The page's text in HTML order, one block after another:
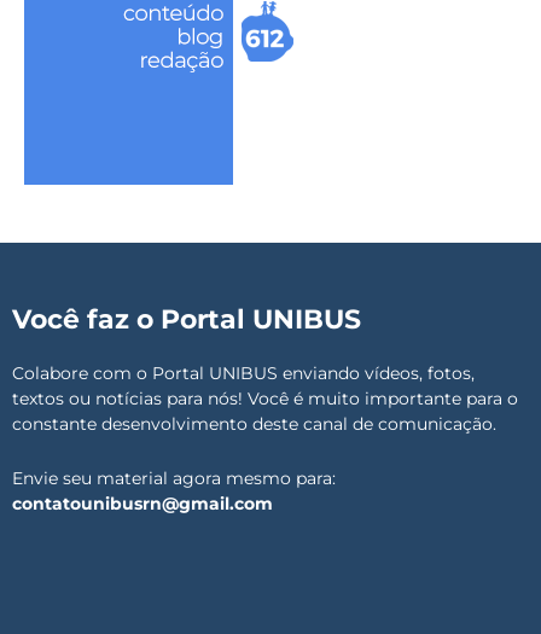
Você faz o Portal UNIBUS
Colabore com o Portal UNIBUS enviando vídeos, fotos,
textos ou notícias para nós! Você é muito importante para o
constante desenvolvimento deste canal de comunicação.
Envie seu material agora mesmo para:
contatounibusrn@gmail.com